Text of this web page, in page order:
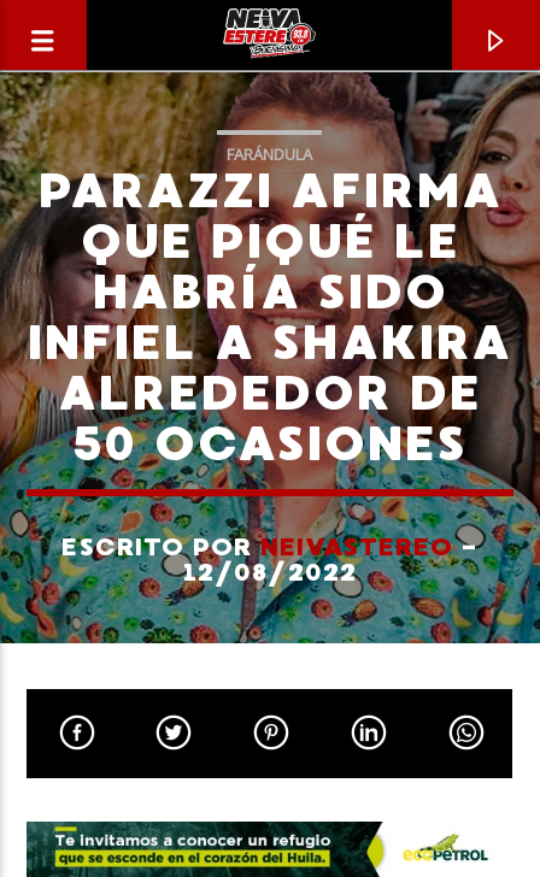
CANCIÓN ACTUAL
TÍTULO
ARTISTA
Neiva Estereo
FARÁNDULA
PARAZZI AFIRMA
QUE PIQUÉ LE
HABRÍA SIDO
INFIEL A SHAKIRA
ALREDEDOR DE
50 OCASIONES
ESCRITO PORNEIVASTEREO-
12/08/2022